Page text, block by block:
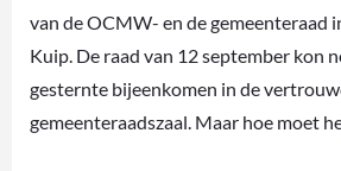
van de OCMW- en de gemeenteraad
Kuip. De raad van 12 september kon
gesternte bijeenkomen in de
gemeenteraadszaal. Maar hoe moet